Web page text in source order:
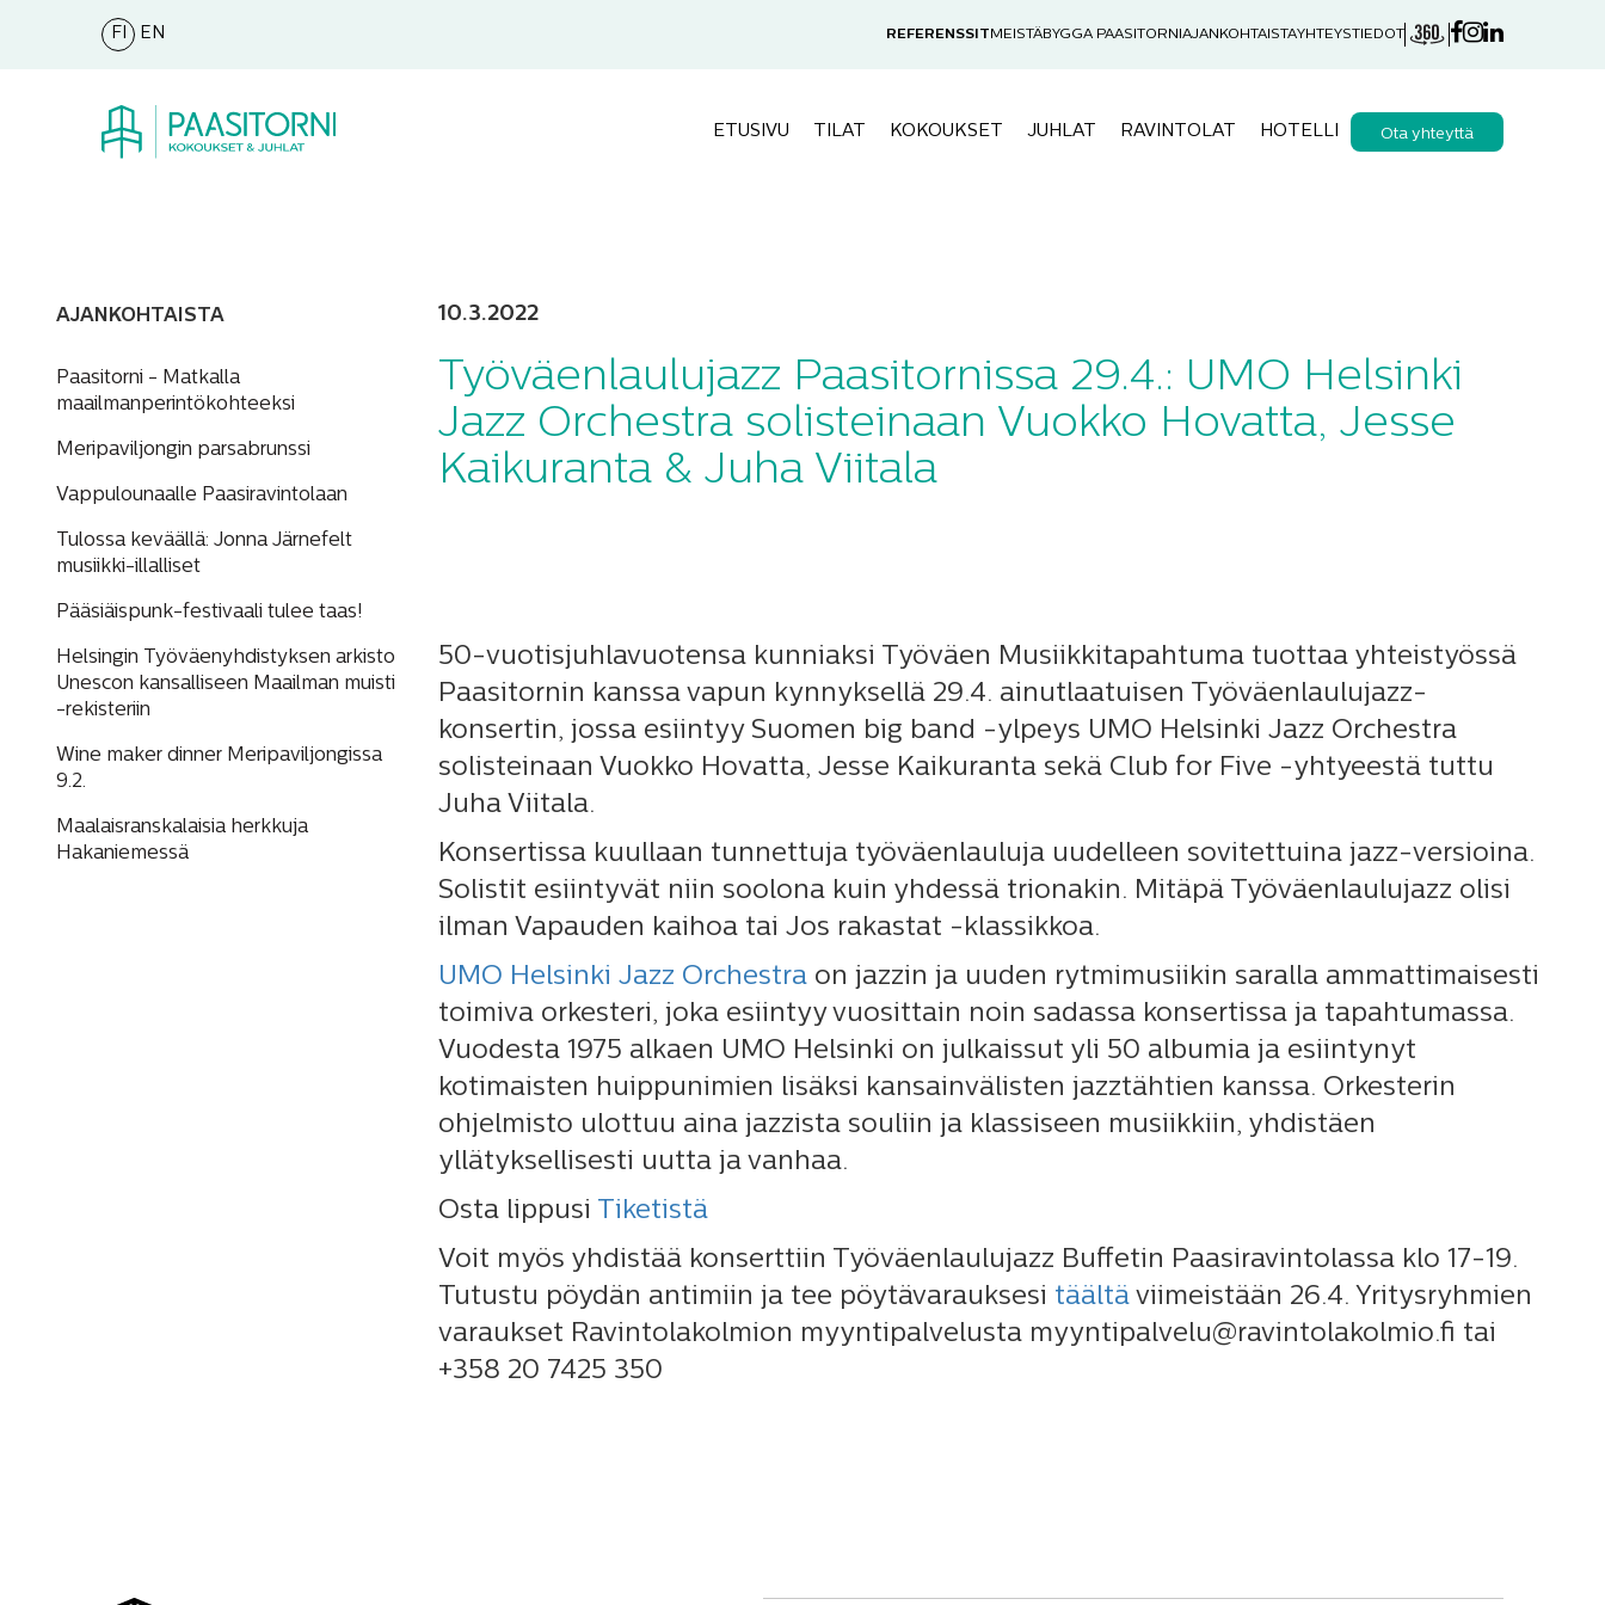
FI EN REFERENSSIT MEISTÄBYGGA PAASITORNI AJANKOHTAISTAYHTEYSTIEDOT
ETUSIVU TILAT KOKOUKSET JUHLAT RAVINTOLAT HOTELLI Ota yhteyttä
10.3.2022
Työväenlaulujazz Paasitornissa 29.4.: UMO Helsinki
Jazz Orchestra solisteinaan Vuokko Hovatta, Jesse
Kaikuranta & Juha Viitala
50-vuotisjuhlavuotensa kunniaksi Työväen Musiikkitapahtuma tuottaa yhteistyössä
Paasitornin kanssa vapun kynnyksellä 29.4. ainutlaatuisen Työväenlaulujazz-
konsertin, jossa esiintyy Suomen big band -ylpeys UMO Helsinki Jazz Orchestra
solisteinaan Vuokko Hovatta, Jesse Kaikuranta sekä Club for Five -yhtyeestä tuttu
Juha Viitala.
Konsertissa kuullaan tunnettuja työväenlauluja uudelleen sovitettuina jazz-versioina.
Solistit esiintyvät niin soolona kuin yhdessä trionakin. Mitäpä Työväenlaulujazz olisi
ilman Vapauden kaihoa tai Jos rakastat -klassikkoa.
UMO Helsinki Jazz Orchestra on jazzin ja uuden rytmimusiikin saralla ammattimaisesti
toimiva orkesteri, joka esiintyy vuosittain noin sadassa konsertissa ja tapahtumassa.
Vuodesta 1975 alkaen UMO Helsinki on julkaissut yli 50 albumia ja esiintynyt
kotimaisten huippunimien lisäksi kansainvälisten jazztähtien kanssa. Orkesterin
ohjelmisto ulottuu aina jazzista souliin ja klassiseen musiikkiin, yhdistäen
yllätyksellisesti uutta ja vanhaa.
Osta lippusi Tiketistä
Voit myös yhdistää konserttiin Työväenlaulujazz Buffetin Paasiravintolassa klo 17-19.
Tutustu pöydän antimiin ja tee pöytävarauksesi täältä viimeistään 26.4. Yritysryhmien
varaukset Ravintolakolmion myyntipalvelusta myyntipalvelu@ravintolakolmio.fi tai
+358 20 7425 350
AJANKOHTAISTA
Paasitorni - Matkalla
maailmanperintökohteeksi
Meripaviljongin parsabrunssi
Vappulounaalle Paasiravintolaan
Tulossa keväällä: Jonna Järnefelt
musiikki-illalliset
Pääsiäispunk-festivaali tulee taas!
Helsingin Työväenyhdistyksen arkisto
Unescon kansalliseen Maailman muisti
-rekisteriin
Wine maker dinner Meripaviljongissa
9.2.
Maalaisranskalaisia herkkuja
Hakaniemessä